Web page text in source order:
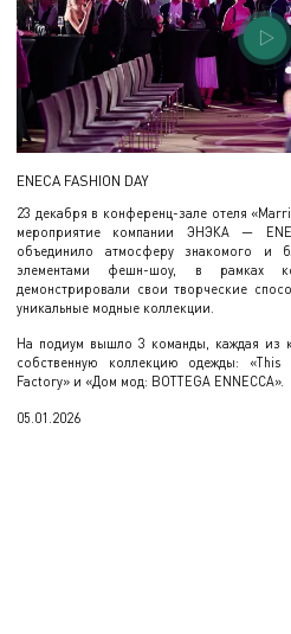
ENECA FASHION DAY
23 декабря в конференц-зале отеля
мероприятие компании ЭНЭКА —
объединило атмосферу знакомого и
элементами фешн-шоу, в рамках
демонстрировали свои творческие
уникальные модные коллекции.
На подиум вышло 3 команды, каждая из
собственную коллекцию одежды:
Factory» и «Дом мод: BOTTEGA ENNECCA».
05.01.2026